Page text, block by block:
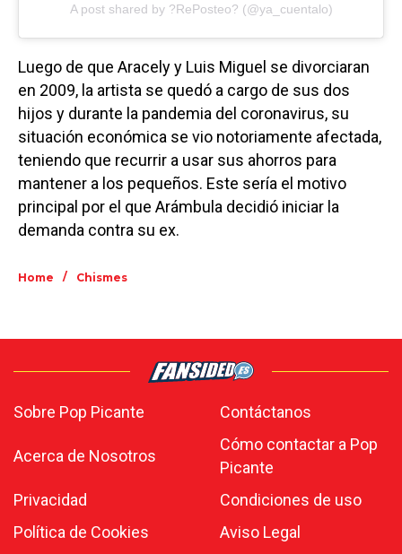
A post shared by ?RePosteo? (@ya_cuentalo)
Luego de que Aracely y Luis Miguel se divorciaran
en 2009, la artista se quedó a cargo de sus dos
hijos y durante la pandemia del coronavirus, su
situación económica se vio notoriamente afectada,
teniendo que recurrir a usar sus ahorros para
mantener a los pequeños. Este sería el motivo
principal por el que Arámbula decidió iniciar la
demanda contra su ex.
Home / Chismes
Sobre Pop Picante Contáctanos
Acerca de Nosotros
Cómo contactar a Pop
Picante
Privacidad
Condiciones de uso
Política de Cookies
Aviso Legal